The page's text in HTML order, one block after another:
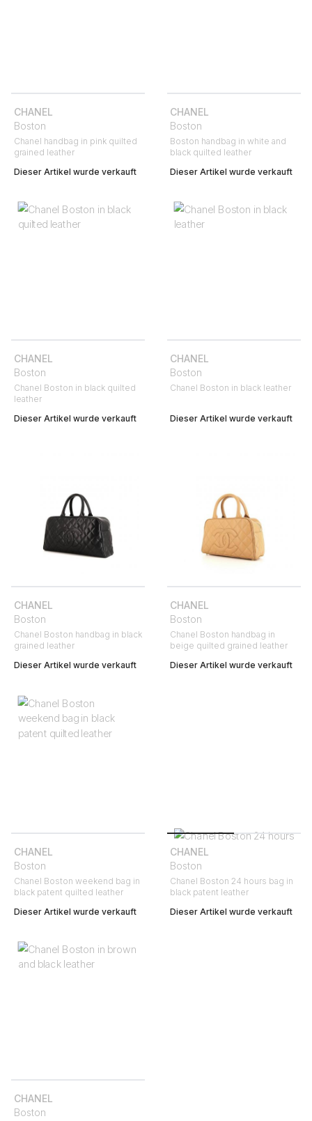
CHANEL
Boston
Chanel handbag in pink quilted
grained leather
Dieser Artikel wurde verkauft
CHANEL
Boston
Boston handbag in white and
black quilted leather
Dieser Artikel wurde verkauft
CHANEL
Boston
Chanel Boston in black quilted
leather
Dieser Artikel wurde verkauft
CHANEL
Boston
Chanel Boston in black leather
Dieser Artikel wurde verkauft
CHANEL
Boston
Chanel Boston handbag in black
grained leather
Dieser Artikel wurde verkauft
CHANEL
Boston
Chanel Boston handbag in
beige quilted grained leather
Dieser Artikel wurde verkauft
CHANEL
Boston
Chanel Boston weekend bag in
black patent quilted leather
Dieser Artikel wurde verkauft
CHANEL
Boston
Chanel Boston 24 hours bag in
black patent leather
Dieser Artikel wurde verkauft
CHANEL
Boston